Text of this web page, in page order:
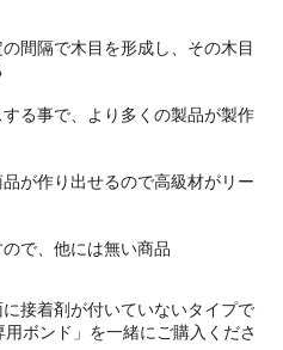
間隔で木目を形成し、その木目
る事で、より多くの製品が製作
が作り出せるので高級材がリー
で、他には無い商品
接着剤が付いていないタイプで
ボンド」を一緒にご購入くださ